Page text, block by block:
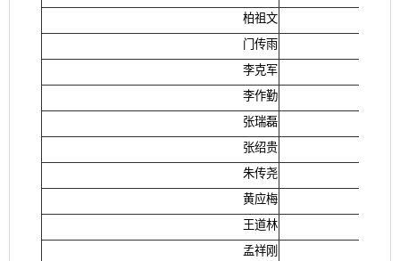
柏祖文
门传雨
李克军
李作勤
张瑞磊
张绍贵
朱传尧
黄应梅
王道林
孟祥刚